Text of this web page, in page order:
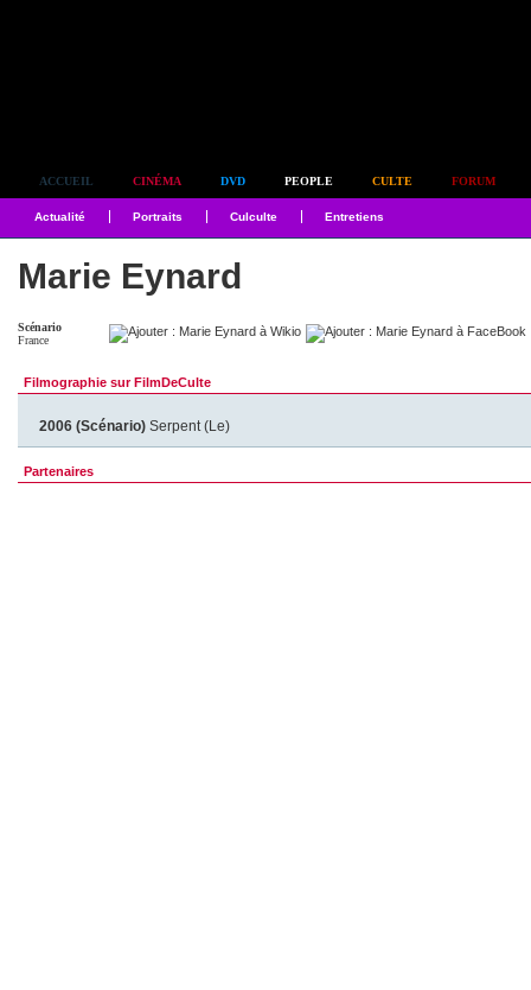
ACCUEIL CINÉMA DVD PEOPLE CULTE FORUM
Actualité Portraits Culculte Entretiens
Marie Eynard
Scénario
France
Filmographie sur FilmDeCulte
2006 (Scénario) Serpent (Le)
Partenaires